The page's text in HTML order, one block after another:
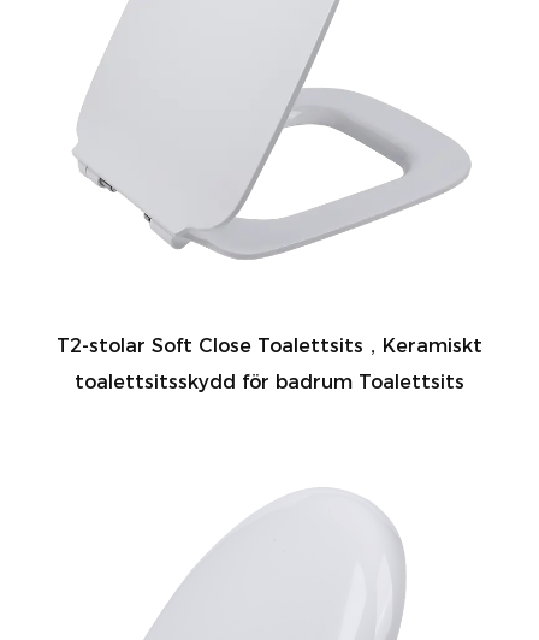
T2-stolar Soft Close Toalettsits，Keramiskt
toalettsitsskydd för badrum Toalettsits